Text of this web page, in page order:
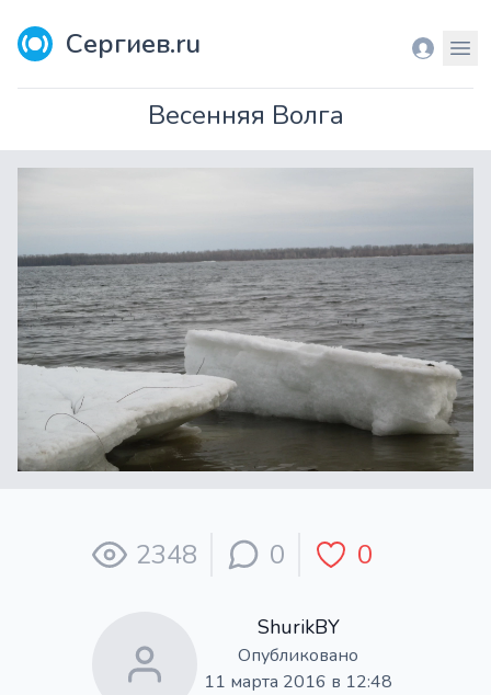
Сергиев.ru Вход
Весенняя Волга
2348 0 0
ShurikBY
Опубликовано
11 марта 2016 в 12:48